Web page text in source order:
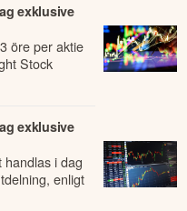
exklusive
öre per aktie
...
exklusive
i dag
enligt